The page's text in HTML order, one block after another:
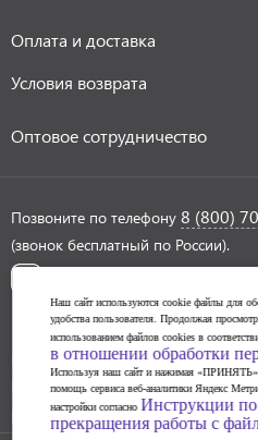
Оплата и доставка
Условия возврата
Оптовое сотрудничество
Позвоните по телефону 8 (800)
(звонок бесплатный по России).
Политика обработки
Инструкции по настройке
работы с файлами cookie
Наш сайт используются cookie файлы для
удобства пользователя. Продолжая
использованием файлов cookies в
в отношении обработки
Используя наш сайт и нажимая
помощь сервиса веб-аналитики Яндекс
настройки согласно Инструкции по
прекращения работы с